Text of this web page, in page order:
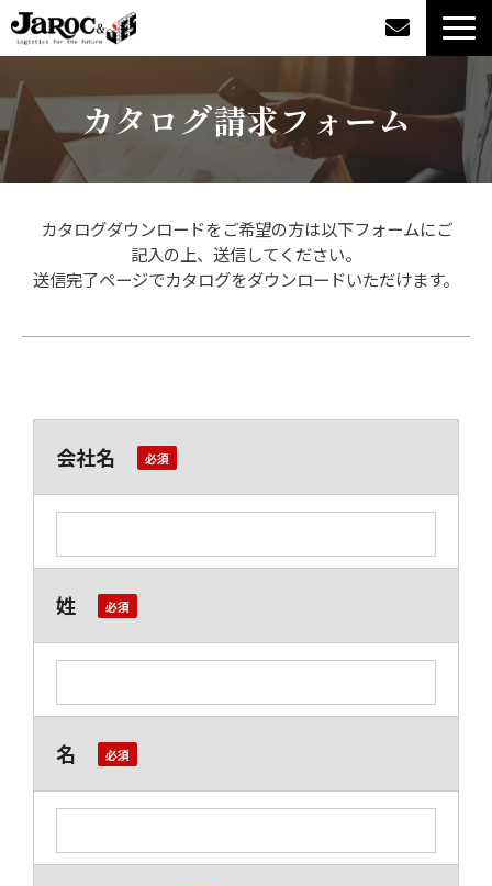
製品情報
導入事例
カタログダウンロード
ジャロックコラム
オンラインショップ
カタログ請求フォーム
カタログダウンロードをご希望の方は以下フォームにご
記入の上、送信してください。
送信完了ページでカタログをダウンロードいただけます。
会社名
姓
名